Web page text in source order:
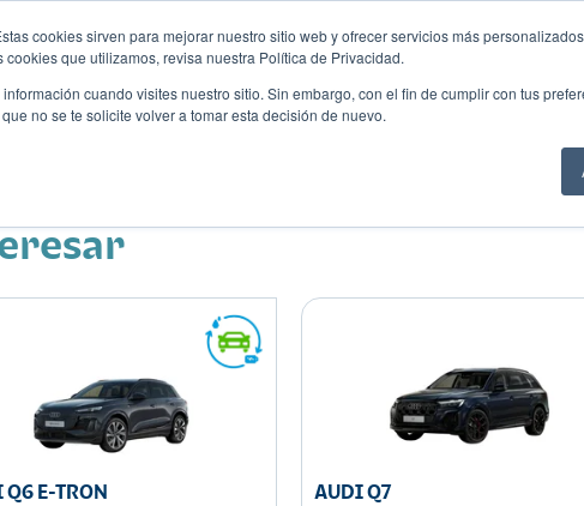
cookies sirven para mejorar nuestro sitio web y ofrecer servicios más
que utilizamos, revisa nuestra Política de Privacidad.
cuando visites nuestro sitio. Sin embargo, con el fin de cumplir con tus
no se te solicite volver a tomar esta decisión de nuevo.
E-TRON AUDI Q7